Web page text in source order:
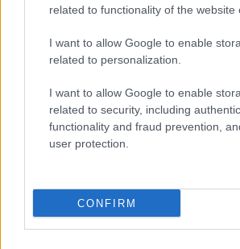
related to functionality of the website
I want to allow Google to enable
related to personalization.
I want to allow Google to enable
related to security, including
functionality and fraud prevention,
user protection.
CONFIRM
ENERGIATAKARÉKOSSÁG: